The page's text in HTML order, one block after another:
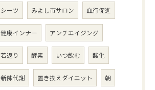
シーツ みよし市サロン 血行促進
健康インナー アンチエイジング
若返り 酵素 いつ飲む 酸化
新陳代謝 置き換えダイエット 朝